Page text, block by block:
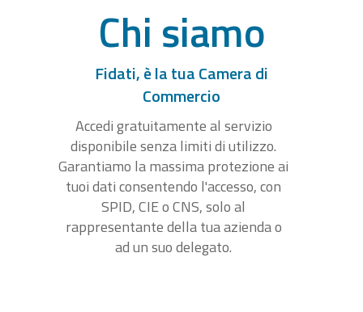
Chi siamo
Fidati, è la tua Camera di
Commercio
Accedi gratuitamente al servizio
disponibile senza limiti di utilizzo.
Garantiamo la massima protezione ai
tuoi dati consentendo l'accesso, con
SPID, CIE o CNS, solo al
rappresentante della tua azienda o
ad un suo delegato.